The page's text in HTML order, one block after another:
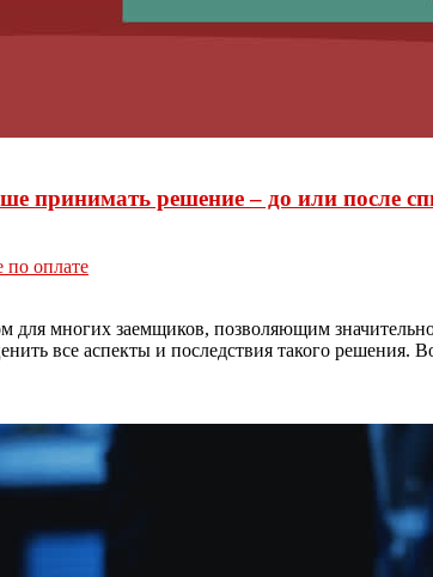
принимать решение – до или после
по оплате
многих заемщиков, позволяющим
все аспекты и последствия такого